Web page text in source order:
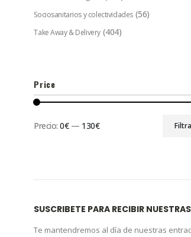
Sociosanitarios y colectividades (56)
Take Away & Delivery (404)
Price
Precio:0€— 130€
SUSCRIBETE PARA RECIBIR
Te mantendremos al día de nuestras